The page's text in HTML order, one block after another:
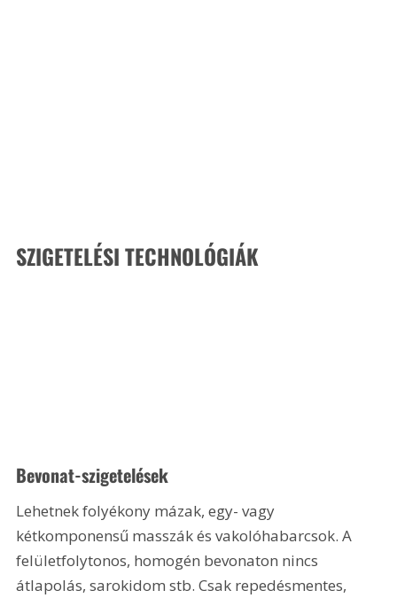
SZIGETELÉSI TECHNOLÓGIÁK
Bevonat-szigetelések
Lehetnek folyékony mázak, egy- vagy
kétkomponensű masszák és vakolóhabarcsok. A
felületfolytonos, homogén bevonaton nincs
átlapolás, sarokidom stb. Csak repedésmentes,